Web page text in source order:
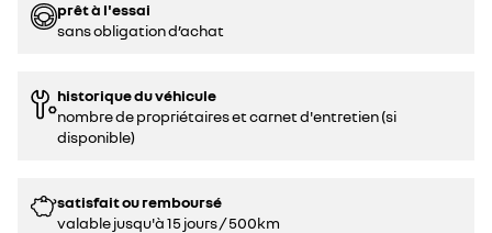
prêt à l'essai
sans obligation d’achat
historique du véhicule
nombre de propriétaires et carnet d'entretien (si
disponible)
satisfait ou remboursé
valable jusqu'à 15 jours / 500km